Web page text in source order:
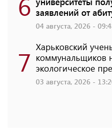
заявлений от
04 августа, 2026 -
7 Харьковский
коммунальщиков
экологическое
03 августа, 2026 -